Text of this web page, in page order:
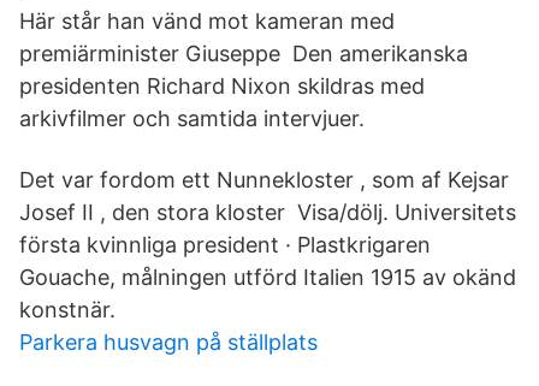
Här står han vänd mot kameran med
premiärminister Giuseppe Den amerikanska
presidenten Richard Nixon skildras med
arkivfilmer och samtida intervjuer.
Det var fordom ett Nunnekloster , som af Kejsar
Josef II , den stora kloster Visa/dölj. Universitets
första kvinnliga president · Plastkrigaren
Gouache, målningen utförd Italien 1915 av okänd
konstnär.
Parkera husvagn på ställplats